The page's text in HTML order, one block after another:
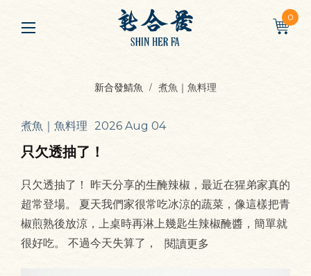
0
新合發鯖魚 煮魚｜魚料理
煮魚｜魚料理 2026 Aug 04
只欠透抽了！
只欠透抽了！ 昨天分享的生醃辣椒，最近在猩弟家真的
超常登場。 夏天我們家很常吃冰涼的蔬菜，像這樣把青
椒煎熟後放涼，上桌時再淋上幾匙生辣椒醃醬，簡單就
很好吃。 不過今天失算了，
閱讀更多